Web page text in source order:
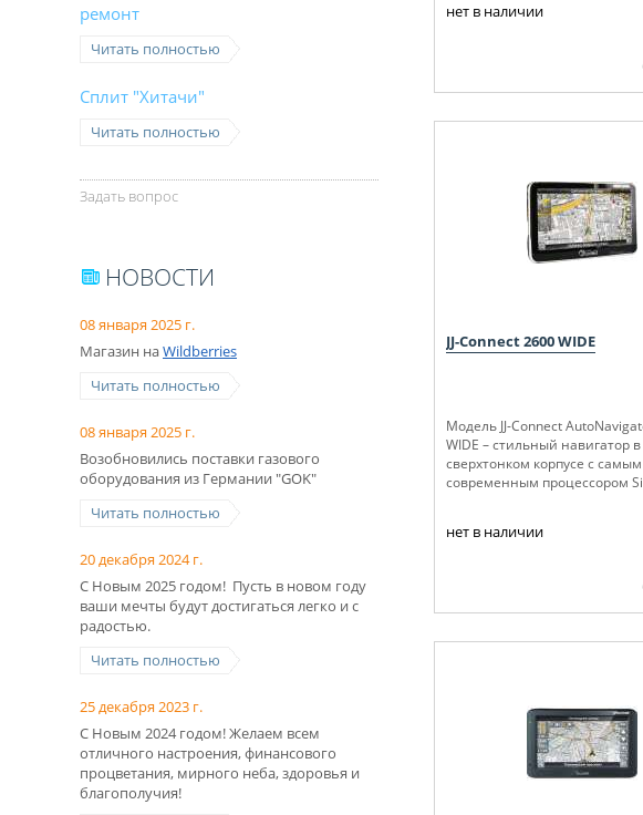
ремонт
Читать полностью
Сплит "Хитачи"
Читать полностью
Задать вопрос
НОВОСТИ
08 января 2025 г.
Магазин наWildberries
Читать полностью
08 января 2025 г.
Возобновились поставки газового
оборудования из Германии "GOK"
Читать полностью
20 декабря 2024 г.
С Новым 2025 годом! Пусть в новом году
ваши мечты будут достигаться легко и с
радостью.
Читать полностью
25 декабря 2023 г.
С Новым 2024 годом! Желаем всем
отличного настроения, финансового
процветания, мирного неба, здоровья и
благополучия!
нет в наличии
JJ-Connect 2600 WIDE
Модель JJ-Connect
WIDE – стильный навигатор в
сверхтонком корпусе с самым
современным процессором
нет в наличии